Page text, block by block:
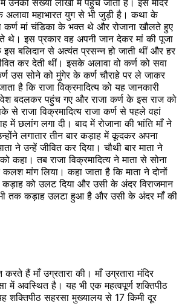
अलावा महाभारत युग से भी जुड़ी है। कथा के
मां चंडिका के भक्त थे और रोजाना खौलते हुए
थे। इस प्रकार वह अपनी जान देकर मां की पूजा
बलिदान से अत्यंत प्रसन्न हो जाती थीं और हर
कर देती थीं। इसके अलावा वो कर्ण को सवा
उस सोने को मुंगेर के कर्ण चौराहे पर ले जाकर
है कि राजा विक्रमादित्य को यह जानकारी
बदलकर पहुंच गए और राजा कर्ण के इस राज को
राजा विक्रमादित्य राजा कर्ण से पहले वहां
में छलांग लगा दी। बाद में रोजाना की भांति माँ ने
लगातार तीन बार कड़ाह में कूदकर अपना
ने उन्हें जीवित कर दिया। चौथी बार माता ने
कहा। तब राजा विक्रमादित्य ने माता से सोना
मांग लिया। कहा जाता है कि माता ने दोनों
को उलट दिया और उसी के अंदर विराजमान
तक कड़ाह उलटा हुआ है और उसी के अंदर माँ की
करते हैं माँ उग्रतारा की। माँ उग्रतारा मंदिर
में अवस्थित है। यह भी एक महत्वपूर्ण शक्तिपीठ
शक्तिपीठ सहरसा मुख्यालय से 17 किमी दूर